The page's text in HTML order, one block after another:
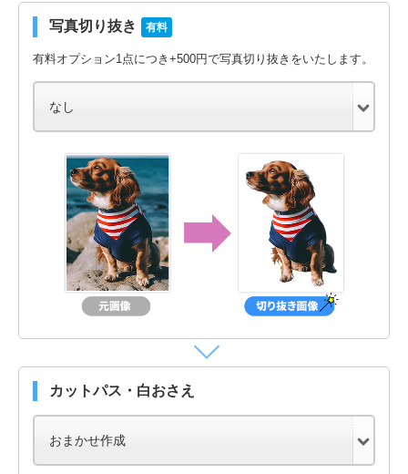
写真切り抜き 有料
有料オプション1点につき+500円で写真切り抜きをいたします。
カットパス・白おさえ